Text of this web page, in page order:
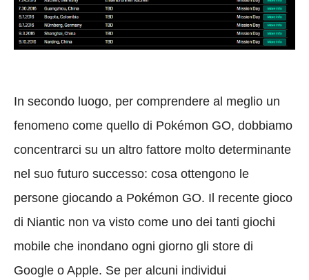
In secondo luogo, per comprendere al meglio un
fenomeno come quello di Pokémon GO, dobbiamo
concentrarci su un altro fattore molto determinante
nel suo futuro successo: cosa ottengono le
persone giocando a Pokémon GO. Il recente gioco
di Niantic non va visto come uno dei tanti giochi
mobile che inondano ogni giorno gli store di
Google o Apple. Se per alcuni individui